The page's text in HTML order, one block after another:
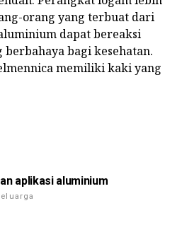
orang yang terbuat dari
dapat bereaksi
berbahaya bagi kesehatan.
memiliki kaki yang
aplikasi aluminium